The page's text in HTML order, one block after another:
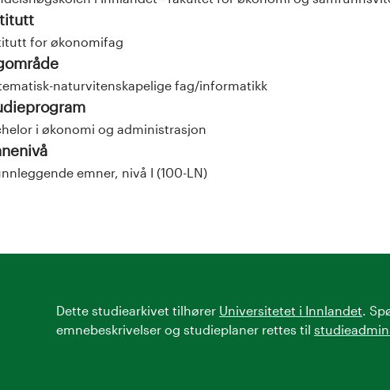
for økonomifag
naturvitenskapelige fag/informatikk
i økonomi og administrasjon
emner, nivå I (100-LN)
Dette studiearkivet tilhører Universitetet i Innlandet.
emnebeskrivelser og studieplaner rettes til